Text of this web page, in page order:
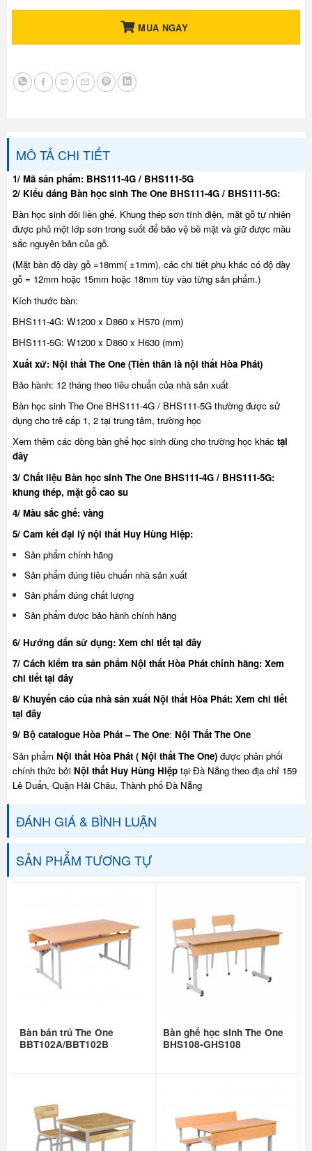
MUA NGAY
MÔ TẢ CHI TIẾT
1/ Mã sản phẩm: BHS111-4G / BHS111-5G
2/ Kiểu dáng Bàn học sinh The One BHS111-4G / BHS111-5G:
Bàn học sinh đôi liền ghế. Khung thép sơn tĩnh điện, mặt gỗ tự nhiên
được phủ một lớp sơn trong suốt để bảo vệ bề mặt và giữ được mầu
sắc nguyên bản của gỗ.
(Mặt bàn độ dày gỗ =18mm( ±1mm), các chi tiết phụ khác có độ dày
gỗ = 12mm hoặc 15mm hoặc 18mm tùy vào từng sản phẩm.)
Kích thước bàn:
BHS111-4G: W1200 x D860 x H570 (mm)
BHS111-5G: W1200 x D860 x H630 (mm)
Xuất xứ: Nội thất The One (Tiền thân là nội thất Hòa Phát)
Bảo hành: 12 tháng theo tiêu chuẩn của nhà sản xuất
Bàn học sinh The One BHS111-4G / BHS111-5G thường được sử
dụng cho trẻ cấp 1, 2 tại trung tâm, trường học
Xem thêm các dòng bàn ghế học sinh dùng cho trường học khác tại
đây
3/ Chất liệu Bàn học sinh The One BHS111-4G / BHS111-5G:
khung thép, mặt gỗ cao su
4/ Màu sắc ghế: vàng
5/ Cam kết đại lý nội thất Huy Hùng Hiệp:
Sản phẩm chính hãng
Sản phẩm đúng tiêu chuẩn nhà sản xuất
Sản phẩm đúng chất lượng
Sản phẩm được bảo hành chính hãng
6/ Hướng dẩn sử dụng: Xem chi tiết tại đây
7/ Cách kiểm tra sản phẩm Nội thất Hòa Phát chính hãng: Xem
chi tiết tại đây
8/ Khuyến cáo của nhà sản xuất Nội thất Hòa Phát: Xem chi tiết
tại đây
9/ Bộ catalogue Hòa Phát – The One: Nội Thất The One
Sản phẩm Nội thất Hòa Phát ( Nội thất The One)được phân phối
chính thức bởi Nội thất Huy Hùng Hiệptại Đà Nẵng theo địa chỉ 159
Lê Duẩn, Quận Hải Châu, Thành phố Đà Nẵng
ĐÁNH GIÁ & BÌNH LUẬN
SẢN PHẨM TƯƠNG TỰ
Bàn bán trú The One
BBT102A/BBT102B
Bàn ghế học sinh The One
BHS108-GHS108